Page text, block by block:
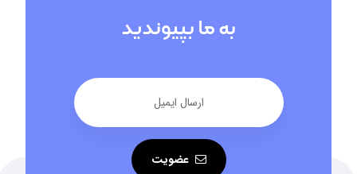
به ما بپیوندید
عضویت